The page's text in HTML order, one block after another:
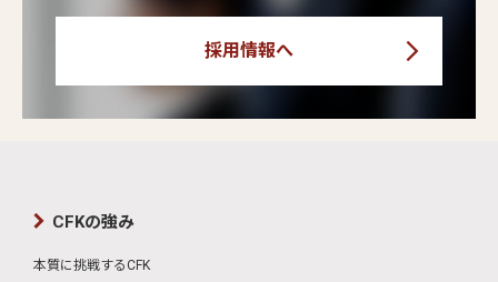
採用情報へ
CFKの強み
本質に挑戦するCFK